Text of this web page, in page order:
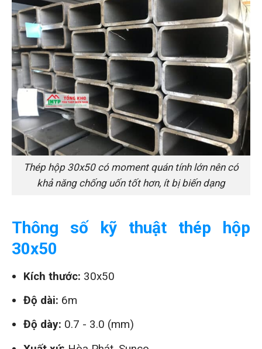
Thép hộp 30x50 có moment quán tính lớn nên có
khả năng chống uốn tốt hơn, ít bị biến dạng
Thông số kỹ thuật thép hộp
30x50
Kích thước: 30x50
Độ dài: 6m
Độ dày: 0.7 - 3.0 (mm)